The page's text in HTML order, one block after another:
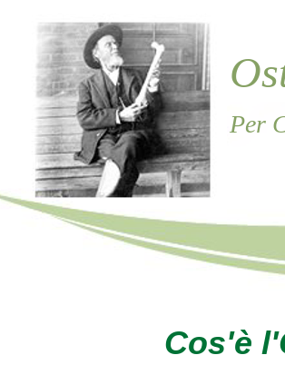
Per
Cos'è